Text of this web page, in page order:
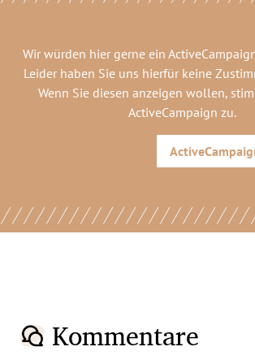
Wir würden hier gerne ein
Leider haben Sie uns hierfür keine
Wenn Sie diesen anzeigen wollen,
ActiveCampaign zu.
Kommentare